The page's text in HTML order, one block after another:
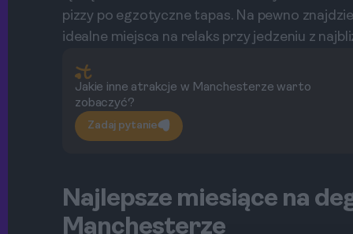
pizzy po egzotyczne tapas. Na pewno
idealne miejsca na relaks przy jedzeniu z
Jakie inne atrakcje w Manchesterze warto
zobaczyć?
Zadaj pytanie
Najlepsze miesiące na
Manchesterze